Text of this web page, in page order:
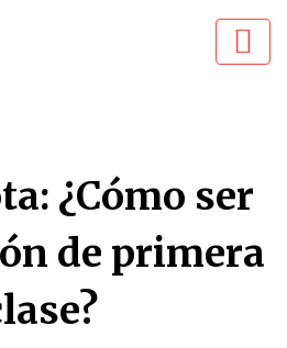
¿Cómo ser
de primera